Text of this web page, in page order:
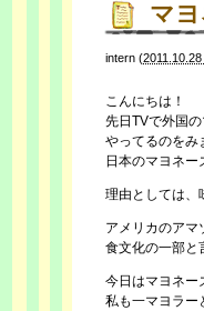
マ
intern (2011.10.28
こんにちは！
先日TVで外国
やってるのをみ
日本のマヨネ
理由としては、
アメリカのアマ
食文化の一部と
今日はマヨネー
私も一マヨラー